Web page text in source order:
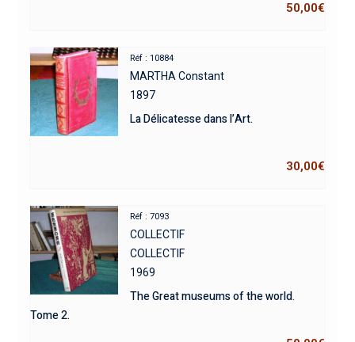
50,00€
Réf : 10884
MARTHA Constant
1897
La Délicatesse dans l’Art.
30,00€
Réf : 7093
COLLECTIF
COLLECTIF
1969
The Great museums of the world.
Tome 2.